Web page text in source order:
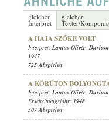
gleicher
Interpret
gleicher
Texter/
A HAJA SZŐKE VOLT
Interpret: Lantos Olivér,
1947
725 Abspielen
A KÖRÚTON
Interpret: Lantos Olivér,
Erscheinungsjahr: 1948
507 Abspielen